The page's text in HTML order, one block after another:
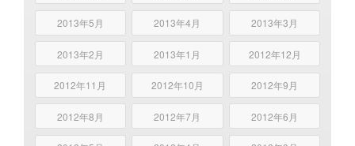
2013年5月 2013年4月 2013年3月
2013年2月 2013年1月 2012年12月
2012年11月 2012年10月 2012年9月
2012年8月 2012年7月 2012年6月